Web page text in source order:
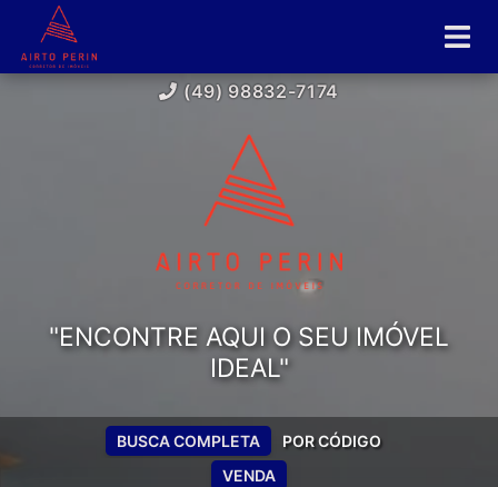
(49) 98832-7174
"ENCONTRE AQUI O SEU IMÓVEL
IDEAL"
VENDA
BUSCA COMPLETA POR CÓDIGO